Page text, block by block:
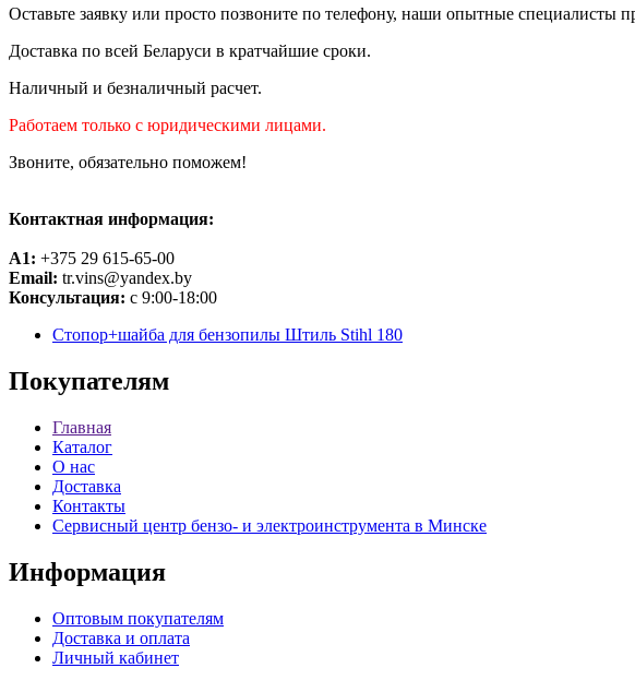
Оставьте заявку или просто позвоните по телефону, наши опытные специалисты
Доставка по всей Беларуси в кратчайшие сроки.
Наличный и безналичный расчет.
Работаем только с юридическими лицами.
Звоните, обязательно поможем!
Контактная информация:
A1: +375 29 615-65-00
Email: tr.vins@yandex.by
Консультация: с 9:00-18:00
Стопор+шайба для бензопилы Штиль Stihl 180
Покупателям
Главная
Каталог
О нас
Доставка
Контакты
Сервисный центр бензо- и электроинструмента в Минске
Информация
Оптовым покупателям
Доставка и оплата
Личный кабинет